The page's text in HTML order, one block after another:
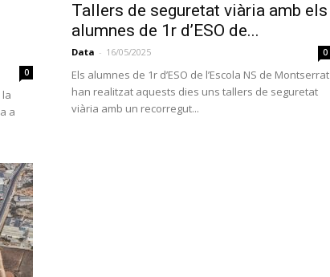
0
a
Tallers de seguretat viària amb els
alumnes de 1r d’ESO de...
Data - 16/05/2025 0
Els alumnes de 1r d’ESO de l’Escola NS de Montserrat
han realitzat aquests dies uns tallers de seguretat
viària amb un recorregut...